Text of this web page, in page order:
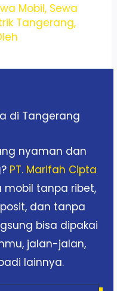
Mobil, Sewa
Tangerang,
di Tangerang
nyaman dan
PT. Marifah Cipta
mobil tanpa ribet,
dan tanpa
bisa dipakai
jalan-jalan,
lainnya.